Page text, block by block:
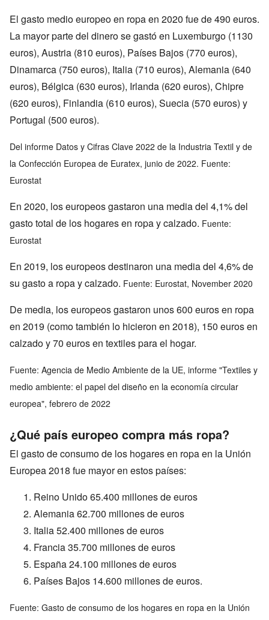
El gasto medio europeo en ropa en 2020 fue de 490 euros.
La mayor parte del dinero se gastó en Luxemburgo (1130
euros), Austria (810 euros), Países Bajos (770 euros),
Dinamarca (750 euros), Italia (710 euros), Alemania (640
euros), Bélgica (630 euros), Irlanda (620 euros), Chipre
(620 euros), Finlandia (610 euros), Suecia (570 euros) y
Portugal (500 euros).
Del informe Datos y Cifras Clave 2022 de la Industria Textil y de
la Confección Europea de Euratex, junio de 2022. Fuente:
Eurostat
En 2020, los europeos gastaron una media del 4,1% del
gasto total de los hogares en ropa y calzado. Fuente:
Eurostat
En 2019, los europeos destinaron una media del 4,6% de
su gasto a ropa y calzado. Fuente: Eurostat, November 2020
De media, los europeos gastaron unos 600 euros en ropa
en 2019 (como también lo hicieron en 2018), 150 euros en
calzado y 70 euros en textiles para el hogar.
Fuente: Agencia de Medio Ambiente de la UE, informe "Textiles y
medio ambiente: el papel del diseño en la economía circular
europea", febrero de 2022
¿Qué país europeo compra más ropa?
El gasto de consumo de los hogares en ropa en la Unión
Europea 2018 fue mayor en estos países:
Reino Unido 65.400 millones de euros
Alemania 62.700 millones de euros
Italia 52.400 millones de euros
Francia 35.700 millones de euros
España 24.100 millones de euros
Países Bajos 14.600 millones de euros.
Fuente: Gasto de consumo de los hogares en ropa en la Unión